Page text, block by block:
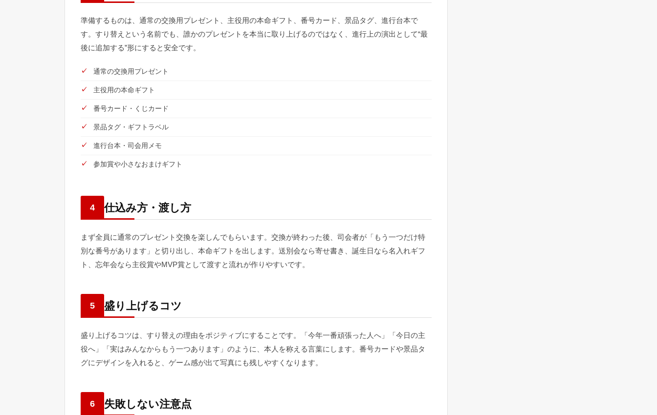
準備するものは、通常の交換用プレゼント、主役用の本命ギフト、番号カード、景品タグ、進行台本で
す。すり替えという名前でも、誰かのプレゼントを本当に取り上げるのではなく、進行上の演出として“最
後に追加する”形にすると安全です。
通常の交換用プレゼント
主役用の本命ギフト
番号カード・くじカード
景品タグ・ギフトラベル
進行台本・司会用メモ
参加賞や小さなおまけギフト
4 仕込み方・渡し方
まず全員に通常のプレゼント交換を楽しんでもらいます。交換が終わった後、司会者が「もう一つだけ特
別な番号があります」と切り出し、本命ギフトを出します。送別会なら寄せ書き、誕生日なら名入れギフ
ト、忘年会なら主役賞やMVP賞として渡すと流れが作りやすいです。
5 盛り上げるコツ
盛り上げるコツは、すり替えの理由をポジティブにすることです。「今年一番頑張った人へ」「今日の主
役へ」「実はみんなからもう一つあります」のように、本人を称える言葉にします。番号カードや景品タ
グにデザインを入れると、ゲーム感が出て写真にも残しやすくなります。
6 失敗しない注意点